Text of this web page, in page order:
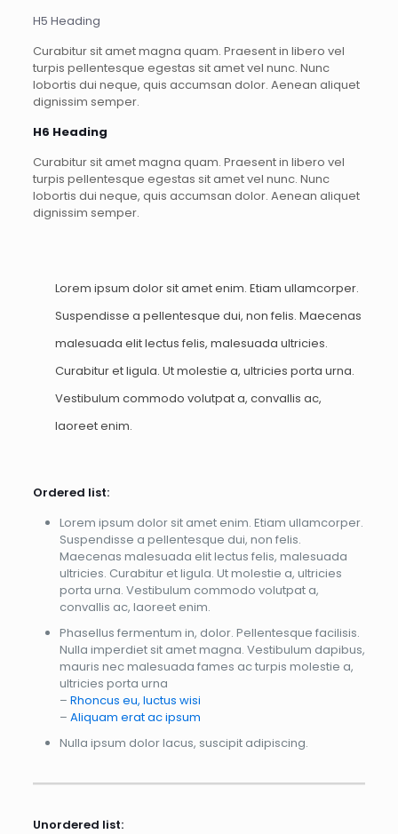
H5 Heading
Curabitur sit amet magna quam. Praesent in libero vel
turpis pellentesque egestas sit amet vel nunc. Nunc
lobortis dui neque, quis accumsan dolor. Aenean aliquet
dignissim semper.
H6 Heading
Curabitur sit amet magna quam. Praesent in libero vel
turpis pellentesque egestas sit amet vel nunc. Nunc
lobortis dui neque, quis accumsan dolor. Aenean aliquet
dignissim semper.
Lorem ipsum dolor sit amet enim. Etiam ullamcorper.
Suspendisse a pellentesque dui, non felis. Maecenas
malesuada elit lectus felis, malesuada ultricies.
Curabitur et ligula. Ut molestie a, ultricies porta urna.
Vestibulum commodo volutpat a, convallis ac,
laoreet enim.
Ordered list:
Lorem ipsum dolor sit amet enim. Etiam ullamcorper.
Suspendisse a pellentesque dui, non felis.
Maecenas malesuada elit lectus felis, malesuada
ultricies. Curabitur et ligula. Ut molestie a, ultricies
porta urna. Vestibulum commodo volutpat a,
convallis ac, laoreet enim.
Phasellus fermentum in, dolor. Pellentesque facilisis.
Nulla imperdiet sit amet magna. Vestibulum dapibus,
mauris nec malesuada fames ac turpis molestie a,
ultricies porta urna
– Rhoncus eu, luctus wisi
– Aliquam erat ac ipsum
Nulla ipsum dolor lacus, suscipit adipiscing.
Unordered list: